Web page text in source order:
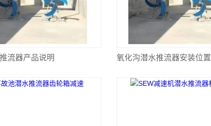
流器产品说明 氧化沟潜水推流器安装位置